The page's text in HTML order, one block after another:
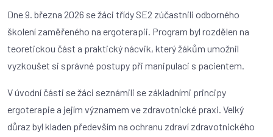
Dne 9. března 2026 se žáci třídy SE2 zúčastnili odborného
školení zaměřeného na ergoterapii. Program byl rozdělen na
teoretickou část a praktický nácvik, který žákům umožnil
vyzkoušet si správné postupy při manipulaci s pacientem.
V úvodní části se žáci seznámili se základními principy
ergoterapie a jejím významem ve zdravotnické praxi. Velký
důraz byl kladen především na ochranu zdraví zdravotnického